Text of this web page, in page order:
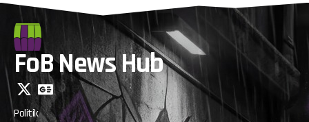
FoB News Hub
Politik